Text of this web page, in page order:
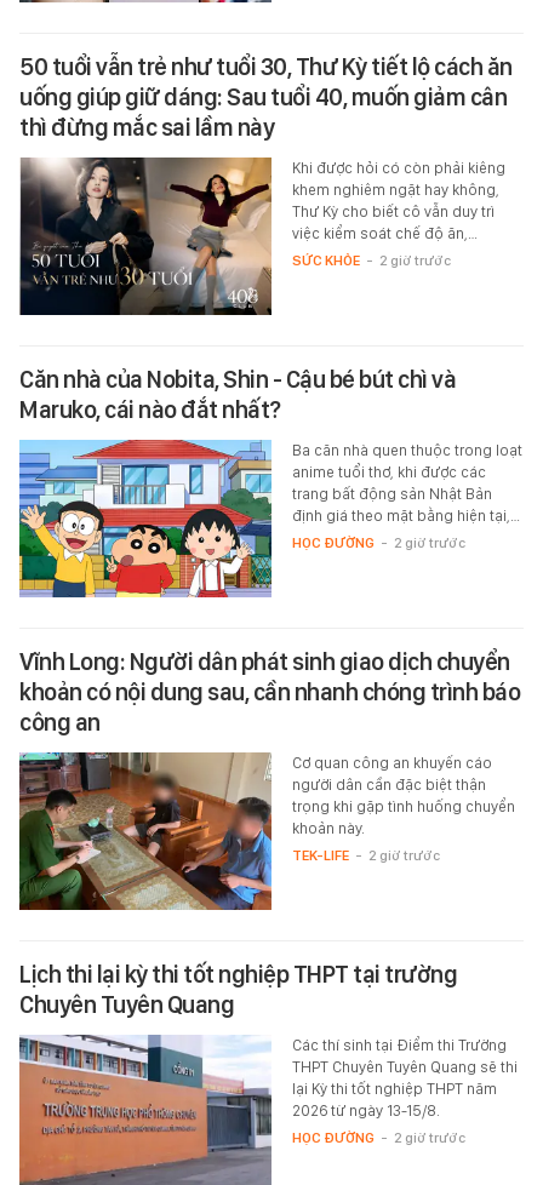
50 tuổi vẫn trẻ như tuổi 30, Thư Kỳ tiết lộ cách ăn
uống giúp giữ dáng: Sau tuổi 40, muốn giảm cân
thì đừng mắc sai lầm này
Khi được hỏi có còn phải kiêng
khem nghiêm ngặt hay không,
Thư Kỳ cho biết cô vẫn duy trì
việc kiểm soát chế độ ăn,…
SỨC KHỎE - 2 giờ trước
Căn nhà của Nobita, Shin - Cậu bé bút chì và
Maruko, cái nào đắt nhất?
Ba căn nhà quen thuộc trong loạt
anime tuổi thơ, khi được các
trang bất động sản Nhật Bản
định giá theo mặt bằng hiện tại,…
HỌC ĐƯỜNG - 2 giờ trước
Vĩnh Long: Người dân phát sinh giao dịch chuyển
khoản có nội dung sau, cần nhanh chóng trình báo
công an
Cơ quan công an khuyến cáo
người dân cần đặc biệt thận
trọng khi gặp tình huống chuyển
khoản này.
TEK-LIFE - 2 giờ trước
Lịch thi lại kỳ thi tốt nghiệp THPT tại trường
Chuyên Tuyên Quang
Các thí sinh tại Điểm thi Trường
THPT Chuyên Tuyên Quang sẽ thi
lại Kỳ thi tốt nghiệp THPT năm
2026 từ ngày 13-15/8.
HỌC ĐƯỜNG - 2 giờ trước